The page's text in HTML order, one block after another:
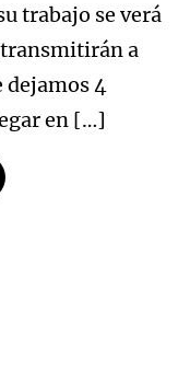
trabajo se verá
a
4
en […]